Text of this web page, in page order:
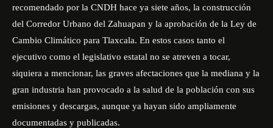
recomendado por la CNDH hace ya siete años, la construcción
del Corredor Urbano del Zahuapan y la aprobación de la Ley de
Cambio Climático para Tlaxcala. En estos casos tanto el
ejecutivo como el legislativo estatal no se atreven a tocar,
siquiera a mencionar, las graves afectaciones que la mediana y la
gran industria han provocado a la salud de la población con sus
emisiones y descargas, aunque ya hayan sido ampliamente
documentadas y publicadas.